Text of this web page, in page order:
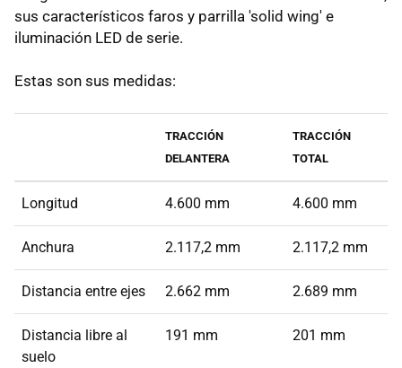
sus característicos faros y parrilla 'solid wing' e
iluminación LED de serie.
Estas son sus medidas:
TRACCIÓN
DELANTERA
TRACCIÓN
TOTAL
Longitud 4.600 mm 4.600 mm
Anchura 2.117,2 mm 2.117,2 mm
Distancia entre ejes 2.662 mm 2.689 mm
Distancia libre al
suelo
191 mm 201 mm